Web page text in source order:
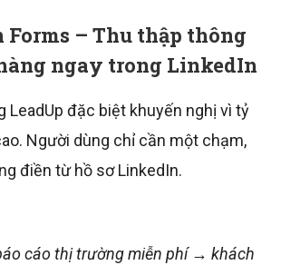
Forms – Thu thập thông
ngay trong LinkedIn
LeadUp đặc biệt khuyến nghị vì tỷ
Người dùng chỉ cần một chạm,
điền từ hồ sơ LinkedIn.
cáo thị trường miễn phí → khách